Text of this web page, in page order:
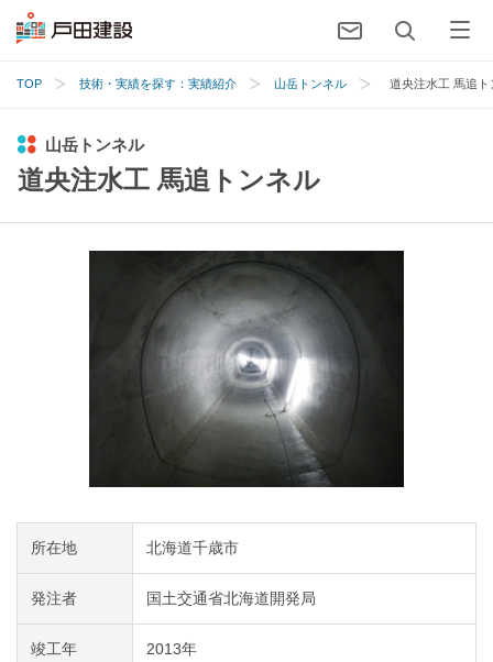
TOP 技術・実績を探す：実績紹介 山岳トンネル 道央注水工 馬追ト
山岳トンネル
道央注水工 馬追トンネル
所在地 北海道千歳市
発注者 国土交通省北海道開発局
竣工年 2013年